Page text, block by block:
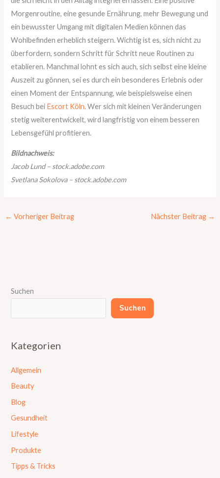
Morgenroutine, eine gesunde Ernährung, mehr Bewegung und
ein bewusster Umgang mit digitalen Medien können das
Wohlbefinden erheblich steigern. Wichtig ist es, sich nicht zu
überfordern, sondern Schritt für Schritt neue Routinen zu
etablieren. Manchmal lohnt es sich auch, sich selbst eine kleine
Auszeit zu gönnen, sei es durch ein besonderes Erlebnis oder
einen Moment der Entspannung, wie beispielsweise einen
Besuch bei Escort Köln. Wer sich mit kleinen Veränderungen
stetig weiterentwickelt, wird langfristig von einem besseren
Lebensgefühl profitieren.
Bildnachweis:
Jacob Lund – stock.adobe.com
Svetlana Sokolova – stock.adobe.com
← Vorheriger Beitrag Nächster Beitrag →
Suchen
Suchen
Kategorien
Allgemein
Beauty
Blog
Gesundheit
Lifestyle
Produkte
Tipps & Tricks